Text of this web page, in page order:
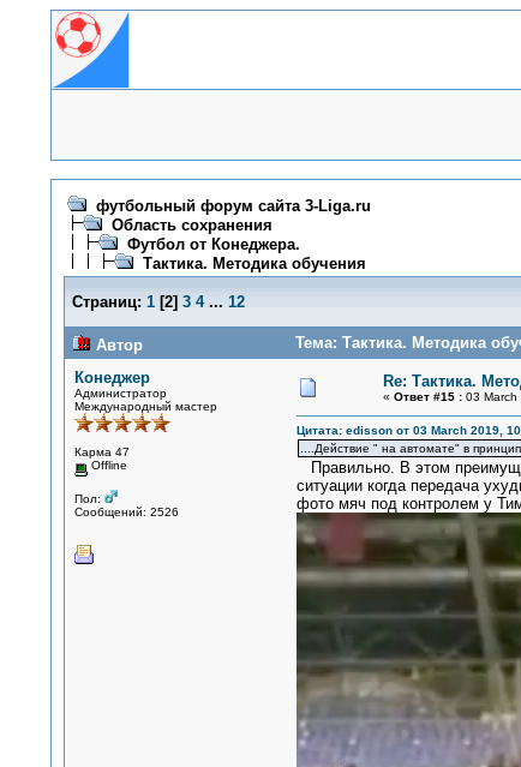
футбольный форум сайта 3-Liga.ru
Область сохранения
Футбол от Конеджера.
Тактика. Методика обучения
Страниц: 1[2] 3 4 ... 12
Автор
Тема: Тактика. Методика
Конеджер
Администратор
Международный мастер
Карма 47
Offline
Пол:
Сообщений: 2526
Re: Тактика.
« Ответ #15 :03 March
Цитата: edisson от 03 March 2019,
....Действие " на автомате" в
Правильно. В этом
ситуации когда передача
фото мяч под контролем у